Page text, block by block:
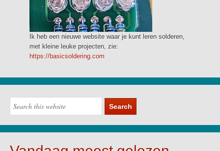
Ik heb een nieuwe website waar je kunt leren solderen,
met kleine leuke projecten, zie:
https://basicsoldering.com